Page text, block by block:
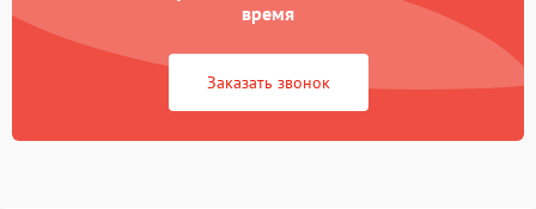
время
Заказать звонок